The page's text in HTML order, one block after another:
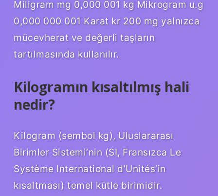
Miligram mg 0,000 001 kg Mikrogram u.g
0,000 000 001 Karat kr 200 mg yalnızca
mücevherat ve değerli taşların
tartılmasında kullanılır.
Kilogramın kısaltılmış hali
nedir?
Kilogram (sembol kg), Uluslararası
Birimler Sistemi’nin (SI, Fransızca Le
Système International d’Unités’in
kısaltması) temel kütle birimidir.